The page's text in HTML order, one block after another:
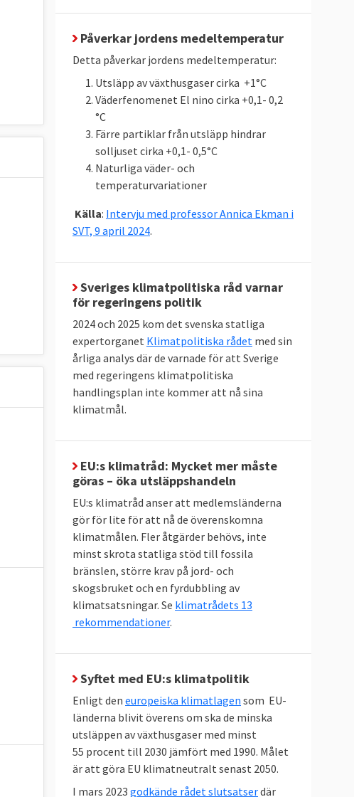
Påverkar jordens medeltemperatur
Detta påverkar jordens medeltemperatur:
Utsläpp av växthusgaser cirka +1°C
Väderfenomenet El nino cirka +0,1- 0,2
°C
Färre partiklar från utsläpp hindrar
solljuset cirka +0,1- 0,5°C
Naturliga väder- och
temperaturvariationer
Källa: Intervju med professor Annica Ekman i
SVT, 9 april 2024.
Sveriges klimatpolitiska råd varnar
för regeringens politik
2024 och 2025 kom det svenska statliga
expertorganet Klimatpolitiska rådet med sin
årliga analys där de varnade för att Sverige
med regeringens klimatpolitiska
handlingsplan inte kommer att nå sina
klimatmål.
EU:s klimatråd: Mycket mer måste
göras – öka utsläppshandeln
EU:s klimatråd anser att medlemsländerna
gör för lite för att nå de överenskomna
klimatmålen. Fler åtgärder behövs, inte
minst skrota statliga stöd till fossila
bränslen, större krav på jord- och
skogsbruket och en fyrdubbling av
klimatsatsningar. Se klimatrådets 13
rekommendationer.
Syftet med EU:s klimatpolitik
Enligt den europeiska klimatlagen som EU-
länderna blivit överens om ska de minska
utsläppen av växthusgaser med minst
55 procent till 2030 jämfört med 1990. Målet
är att göra EU klimatneutralt senast 2050.
I mars 2023 godkände rådet slutsatserdär